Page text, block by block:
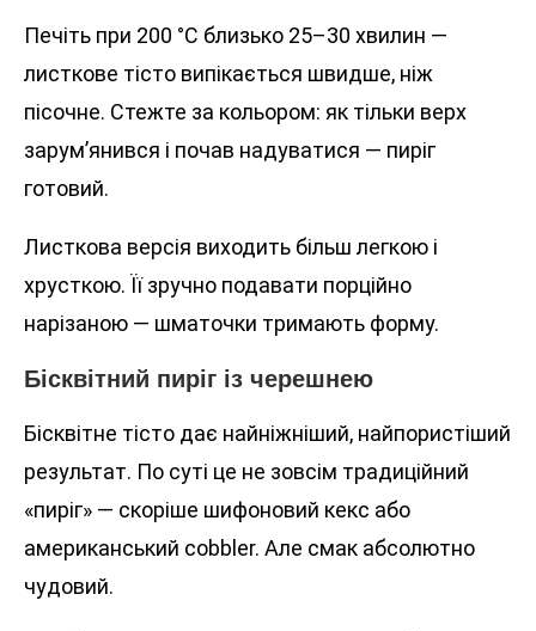
Печіть при 200 °C близько 25–30 хвилин —
листкове тісто випікається швидше, ніж
пісочне. Стежте за кольором: як тільки верх
зарум’янився і почав надуватися — пиріг
готовий.
Листкова версія виходить більш легкою і
хрусткою. Її зручно подавати порційно
нарізаною — шматочки тримають форму.
Бісквітний пиріг із черешнею
Бісквітне тісто дає найніжніший, найпористіший
результат. По суті це не зовсім традиційний
«пиріг» — скоріше шифоновий кекс або
американський cobbler. Але смак абсолютно
чудовий.